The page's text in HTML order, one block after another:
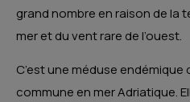
grand nombre en raison de la
mer et du vent rare de l’ouest.
C’est une méduse endémique
commune en mer Adriatique.